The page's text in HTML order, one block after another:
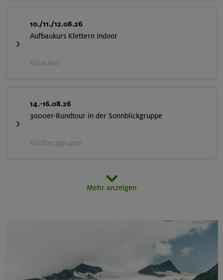
10./11./12.08.26
Aufbaukurs Klettern indoor
München
14.-16.08.26
3000er-Rundtour in der Sonnblickgruppe
Goldberggruppe
Klettertreff indoor
Mehr anzeigen